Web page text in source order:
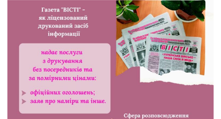
24.07.2026
Попри примхи погоди – з вірою в
урожай: як жнивують на полях ПП
«імені Калашника»